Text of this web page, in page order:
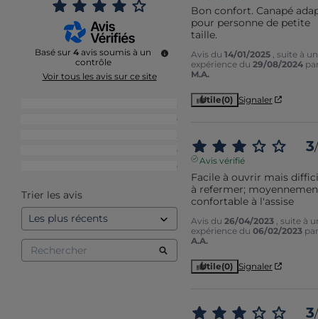
Basé sur 4 avis soumis à un
contrôle
Voir tous les avis sur ce site
2
0
2
0
0
Trier les avis
Bon confort. Canapé
pour personne de petite
taille.
Avis du 14/01/2025
, suite à
expérience du 29/08/2024
M.A.
Utile(0) Signaler
3/
Avis vérifié
Facile à ouvrir mais
à refermer;
confortable à l'assise
Avis du 26/04/2023
, suite à
expérience du 06/02/2023 par
A.A.
Utile(0) Signaler
3/